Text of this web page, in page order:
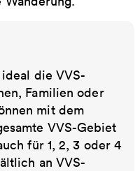
die VVS-
Familien oder
mit dem
VVS-Gebiet
für 1, 2, 3 oder 4
an VVS-